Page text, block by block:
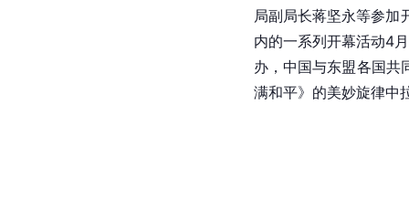
局副局长蒋坚永等参加
内的一系列开幕活动4
办，中国与东盟各国共
满和平》的美妙旋律中